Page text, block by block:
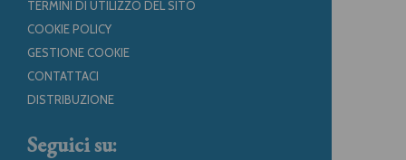
TERMINI DI UTILIZZO DEL SITO
COOKIE POLICY
GESTIONE COOKIE
CONTATTACI
DISTRIBUZIONE
Seguici su: